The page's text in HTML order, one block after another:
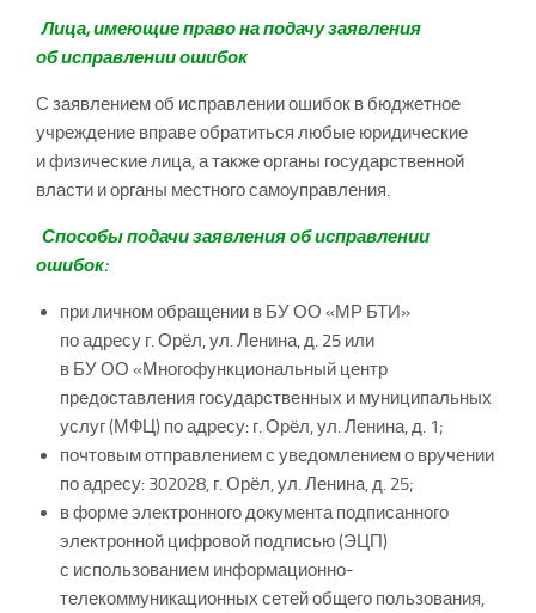
Лица, имеющие право на подачу заявления
об исправлении ошибок
С заявлением об исправлении ошибок в бюджетное
учреждение вправе обратиться любые юридические
и физические лица, а также органы государственной
власти и органы местного самоуправления.
Способы подачи заявления об исправлении
ошибок:
при личном обращении в БУ ОО «МР БТИ»
по адресу г. Орёл, ул. Ленина, д. 25 или
в БУ ОО «Многофункциональный центр
предоставления государственных и муниципальных
услуг (МФЦ) по адресу: г. Орёл, ул. Ленина, д. 1;
почтовым отправлением с уведомлением о вручении
по адресу: 302028, г. Орёл, ул. Ленина, д. 25;
в форме электронного документа подписанного
электронной цифровой подписью (ЭЦП)
с использованием информационно-
телекоммуникационных сетей общего пользования,